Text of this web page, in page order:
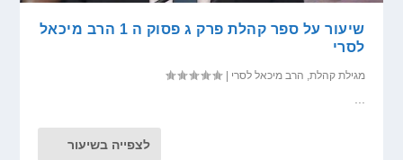
שיעור על ספר קהלת פרק ג פסוק ה 1 הרב מיכאל
לסרי
מגילת קהלת, הרב מיכאל לסרי |
לצפייה בשיעור